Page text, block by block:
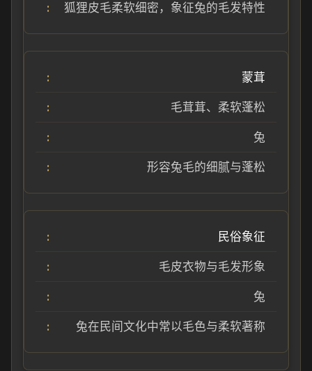
狐狸皮毛柔软细密，象征兔的毛发特性
蒙茸
毛茸茸、柔软蓬松
兔
形容兔毛的细腻与蓬松
民俗象征
毛皮衣物与毛发形象
兔
兔在民间文化中常以毛色与柔软著称